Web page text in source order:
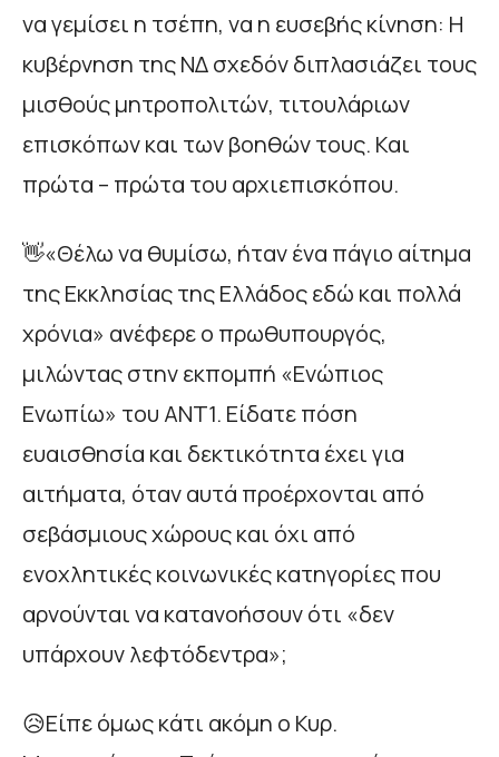
να γεμίσει η τσέπη, να η ευσεβής κίνηση: Η
κυβέρνηση της ΝΔ σχεδόν διπλασιάζει τους
μισθούς μητροπολιτών, τιτουλάριων
επισκόπων και των βοηθών τους. Και
πρώτα – πρώτα του αρχιεπισκόπου.
👋«Θέλω να θυμίσω, ήταν ένα πάγιο αίτημα
της Εκκλησίας της Ελλάδος εδώ και πολλά
χρόνια» ανέφερε ο πρωθυπουργός,
μιλώντας στην εκπομπή «Ενώπιος
Ενωπίω» του ΑΝΤ1. Είδατε πόση
ευαισθησία και δεκτικότητα έχει για
αιτήματα, όταν αυτά προέρχονται από
σεβάσμιους χώρους και όχι από
ενοχλητικές κοινωνικές κατηγορίες που
αρνούνται να κατανοήσουν ότι «δεν
υπάρχουν λεφτόδεντρα»;
😥Είπε όμως κάτι ακόμη ο Κυρ.